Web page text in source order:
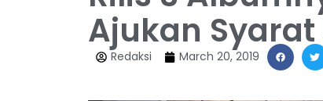
Ajukan
Redaksi March 20, 2019